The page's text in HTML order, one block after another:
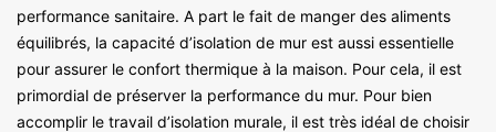
performance sanitaire. A part le fait de manger des aliments
équilibrés, la capacité d’isolation de mur est aussi essentielle
pour assurer le confort thermique à la maison. Pour cela, il est
primordial de préserver la performance du mur. Pour bien
accomplir le travail d’isolation murale, il est très idéal de choisir